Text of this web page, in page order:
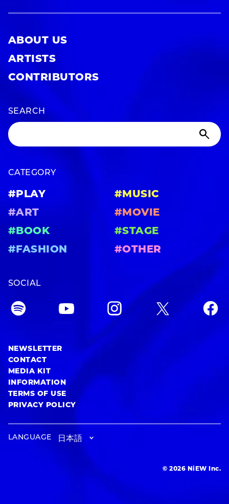
ABOUT US
ARTISTS
CONTRIBUTORS
SEARCH
CATEGORY
#PLAY
#MUSIC
#ART
#MOVIE
#BOOK
#STAGE
#FASHION
#OTHER
SOCIAL
NEWSLETTER
CONTACT
MEDIA KIT
INFORMATION
TERMS OF USE
PRIVACY POLICY
LANGUAGE
© 2026 NiEW Inc.